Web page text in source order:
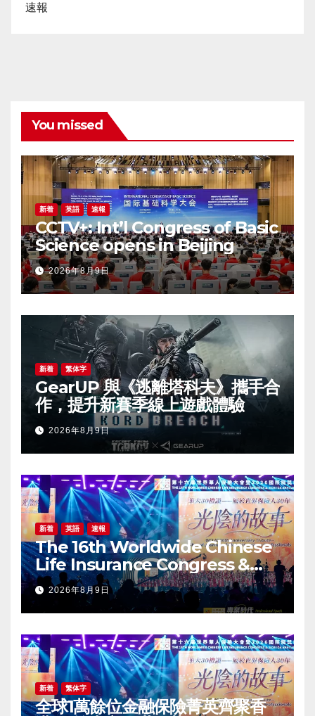
速報
You missed
新着 英語 速報
CCTV+: Int’l Congress of Basic
Science opens in Beijing
2026年8月9日
新着 繁体字
GearUP 與《逃離塔科夫》攜手合
作，提升新賽季線上遊戲體驗
2026年8月9日
新着 英語 速報
The 16th Worldwide Chinese
Life Insurance Congress &
2026 International Dragon
Award (IDA) Annual
Conference Grandly Held
2026年8月9日
新着 繁体字
全球1萬餘位金融保險菁英齊聚香